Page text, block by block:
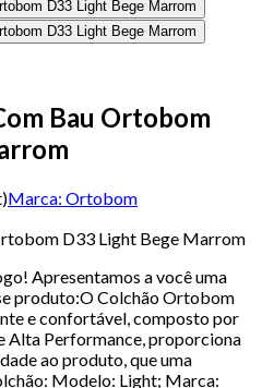
Bau Ortobom
)Marca: Ortobom
D33 Light Bege Marrom
Apresentamos a você uma
produto:O Colchão Ortobom
e confortável, composto por
Alta Performance, proporciona
ao produto, que uma
Modelo: Light; Marca: